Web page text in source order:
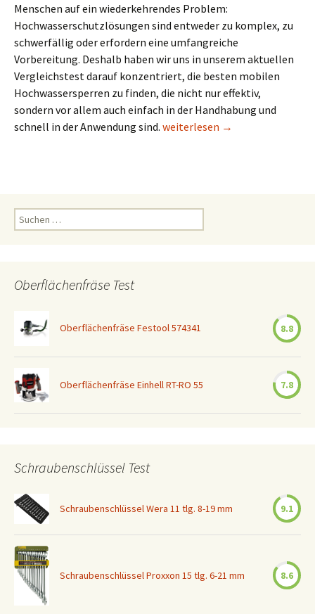
Menschen auf ein wiederkehrendes Problem:
Hochwasserschutzlösungen sind entweder zu komplex, zu
schwerfällig oder erfordern eine umfangreiche
Vorbereitung. Deshalb haben wir uns in unserem aktuellen
Vergleichstest darauf konzentriert, die besten mobilen
Hochwassersperren zu finden, die nicht nur effektiv,
sondern vor allem auch einfach in der Handhabung und
schnell in der Anwendung sind. Mobiler Hochwasserschutz
weiterlesen →
Suchen
nach:
Oberflächenfräse Test
Oberflächenfräse Festool 574341 8.8
Oberflächenfräse Einhell RT-RO 55 7.8
Schraubenschlüssel Test
Schraubenschlüssel Wera 11 tlg. 8-19 mm 9.1
Schraubenschlüssel Proxxon 15 tlg. 6-21 mm 8.6